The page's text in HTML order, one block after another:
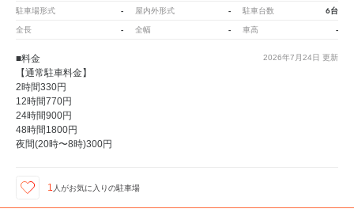
駐車場形式 - 屋内外形式 - 駐車台数 6台
全長 - 全幅 - 車高 -
2026年7月24日 更新
■料金
【通常駐車料金】
2時間330円
12時間770円
24時間900円
48時間1800円
夜間(20時〜8時)300円
1 人がお気に入りの駐車場